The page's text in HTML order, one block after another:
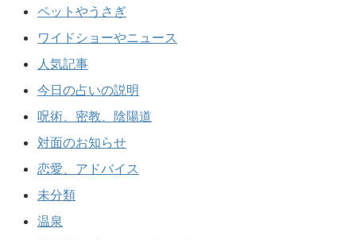
ペットやうさぎ
ワイドショーやニュース
人気記事
今日の占いの説明
呪術、密教、陰陽道
対面のお知らせ
恋愛、アドバイス
未分類
温泉